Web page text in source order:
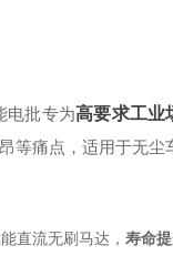
电批专为高要求工业
等痛点，适用于无尘
直流无刷马达，寿命